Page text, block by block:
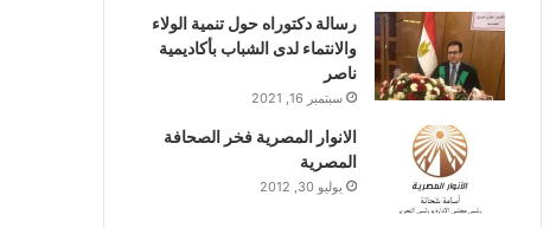
رسالة دكتوراه حول تنمية الولاء
والانتماء لدى الشباب بأكاديمية
ناصر
سبتمبر 16, 2021
الانوار المصرية فخر الصحافة
المصرية
يوليو 30, 2012